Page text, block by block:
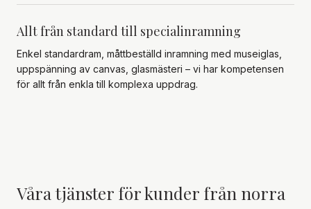
Allt från standard till specialinramning
Enkel standardram, måttbeställd inramning med museiglas,
uppspänning av canvas, glasmästeri – vi har kompetensen
för allt från enkla till komplexa uppdrag.
Våra tjänster för kunder från norra